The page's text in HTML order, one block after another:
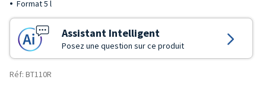
Format 5 l
Assistant Intelligent
Posez une question sur ce produit
Réf: BT110R